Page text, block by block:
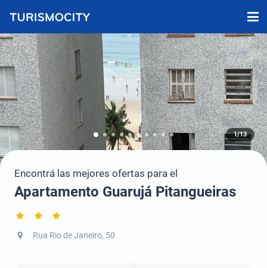
1/13
Encontrá las mejores ofertas para el
Apartamento Guarujá Pitangueiras
Rua Rio de Janeiro, 50